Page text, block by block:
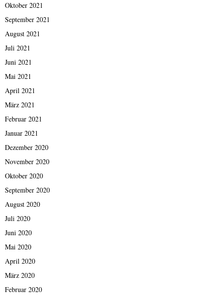
Oktober 2021
September 2021
August 2021
Juli 2021
Juni 2021
Mai 2021
April 2021
März 2021
Februar 2021
Januar 2021
Dezember 2020
November 2020
Oktober 2020
September 2020
August 2020
Juli 2020
Juni 2020
Mai 2020
April 2020
März 2020
Februar 2020